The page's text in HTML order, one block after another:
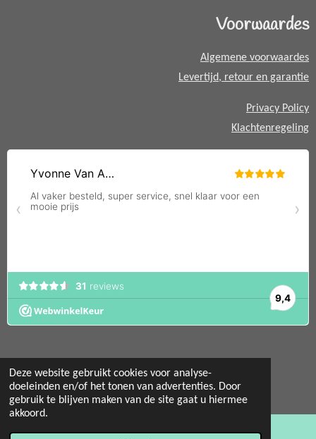
Deze website gebruikt cookies voor analyse-
doeleinden en/of het tonen van advertenties. Door
gebruik te blijven maken van de site gaat u hiermee
akkoord.
Voorwaardes
Algemene voorwaardes
Levertijd, retour en garantie
Privacy Policy
Klachtenregeling
© 2022 - 2026 Mint 11 giftstore
Powered by